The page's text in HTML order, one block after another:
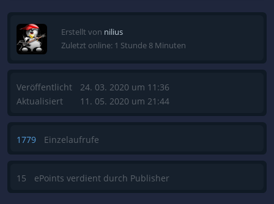
Erstellt von nilius
Zuletzt online: 1 Stunde 8 Minuten
Veröffentlicht
Aktualisiert
24. 03. 2020 um 11:36
11. 05. 2020 um 21:44
1779 Einzelaufrufe
15 ePoints verdient durch Publisher